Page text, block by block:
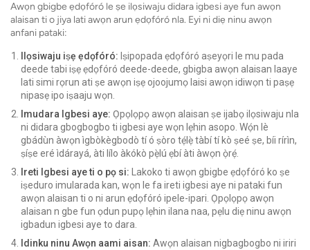
Awọn gbigbe ẹdọfóró le ṣe ilọsiwaju didara igbesi aye fun awọn
alaisan ti o jiya lati awọn arun ẹdọfóró nla. Eyi ni diẹ ninu awọn
anfani pataki:
Ilọsiwaju iṣẹ ẹdọfóró: Iṣipopada ẹdọfóró aṣeyọri le mu pada
deede tabi iṣẹ ẹdọfóró deede-deede, gbigba awọn alaisan laaye
lati simi rọrun ati ṣe awọn iṣẹ ojoojumọ laisi awọn idiwọn ti paṣẹ
nipasẹ ipo iṣaaju wọn.
Imudara Igbesi aye: Ọpọlọpọ awọn alaisan ṣe ijabọ ilọsiwaju nla
ni didara gbogbogbo ti igbesi aye wọn lẹhin asopo. Wọ́n lè
gbádùn àwọn ìgbòkègbodò tí ó ṣòro tẹ́lẹ̀ tàbí tí kò ṣeé ṣe, bíi rírìn,
ṣíṣe eré ìdárayá, àti lílo àkókò pẹ̀lú ẹbí àti àwọn ọ̀rẹ́.
Ireti Igbesi aye ti o pọ si: Lakoko ti awọn gbigbe ẹdọfóró ko ṣe
iṣeduro imularada kan, wọn le fa ireti igbesi aye ni pataki fun
awọn alaisan ti o ni arun ẹdọfóró ipele-ipari. Ọpọlọpọ awọn
alaisan n gbe fun ọdun pupọ lẹhin ilana naa, pẹlu diẹ ninu awọn
igbadun igbesi aye to dara.
Idinku ninu Awọn aami aisan: Awọn alaisan nigbagbogbo ni iriri